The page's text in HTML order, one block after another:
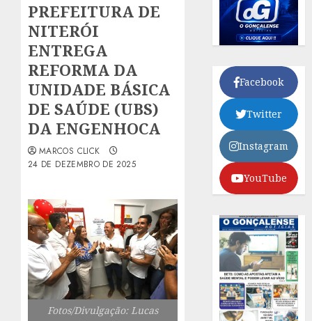
PREFEITURA DE
NITERÓI
ENTREGA
REFORMA DA
UNIDADE BÁSICA
DE SAÚDE (UBS)
DA ENGENHOCA
MARCOS CLICK
24 DE DEZEMBRO DE 2025
Fotos/Divulgação: Lucas
Facebook
Twitter
Instagram
YouTube